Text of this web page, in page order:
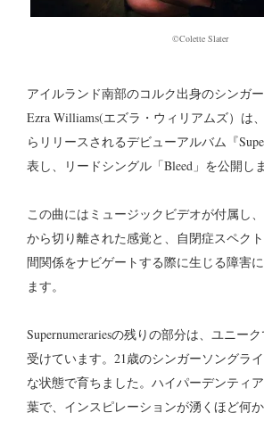
©Colette Slater
アイルランド南部のコルク出身のシンガー
Ezra Williams(エズラ・ウィリアムズ）は
らリリースされるデビューアルバム『
表し、リードシングル「Bleed」を公開し
この曲にはミュージックビデオが付属し
から切り離された感覚と、自閉症スペク
間関係をナビゲートする際に生じる障害
ます。
Supernumerariesの残りの部分は、ユニー
受けています。21歳のシンガーソングラ
な状態で育ちました。ハイパーデンティ
葉で、インスピレーションが湧くほど何